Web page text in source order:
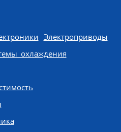
Электроприводы
охлаждения